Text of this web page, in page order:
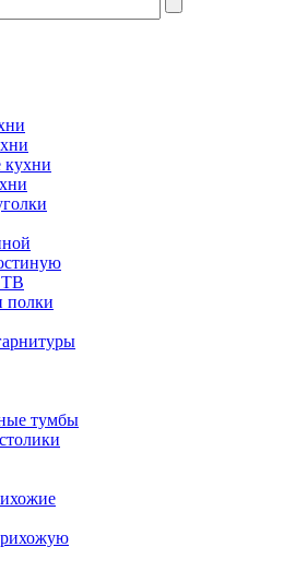
ТВ
полки
тумбы